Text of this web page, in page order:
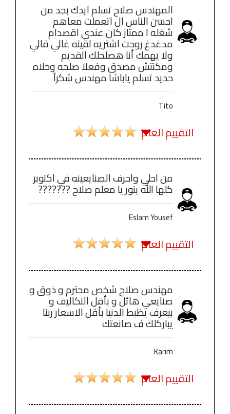
المهندس صلاح تسلم ايدك بجد من
احسن الناس ال اتعملت معاهم
شغله ا ممتاز كان عندي اقصدام
مدغدغ روحت اشتريه لقيته غالي قالي
ولا يهمك أنا هصلحلك القديم
ومكنتش مصدق وفعلآ صلحه وخلاه
حديد تسلم ياباشا مهندس شكرآ
Tito
التقييم العام
من احلي واحرف الصنايعينه في اكتوبر
كلها الله ينور يا معلم صلاح ???????
Eslam Yousef
التقييم العام
مهندس صلاح شخص محترم و ذوق و
صنايعي هائل و بأقل التكاليف و
بيعرف يظبط الدنيا بأقل الاسعار ربنا
يباركلك ف صانعتك
Karim
التقييم العام